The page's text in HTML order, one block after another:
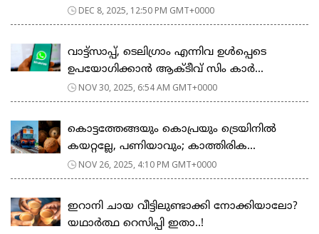
DEC 8, 2025, 12:50 PM GMT+0000
വാട്ട്സാപ്പ്, ടെലിഗ്രാം എന്നിവ ഉൾപ്പെടെ
ഉപയോഗിക്കാൻ ആക്ടീവ് സിം കാർ...
NOV 30, 2025, 6:54 AM GMT+0000
കൊട്ടത്തേങ്ങയും കൊപ്രയും ട്രെയിനില്‍
കയറ്റല്ലേ, പണിയാവും; കാത്തിരിക...
NOV 26, 2025, 4:10 PM GMT+0000
ഇറാനി ചായ വീട്ടിലുണ്ടാക്കി നോക്കിയാലോ?
യഥാർത്ഥ റെസിപ്പി ഇതാ..!